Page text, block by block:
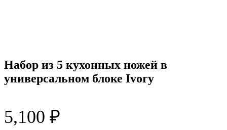
Набор из 5 кухонных ножей в
универсальном блоке Ivory
5,100 ₽